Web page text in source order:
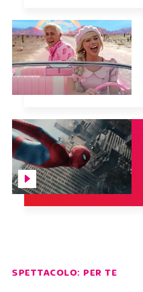
SPETTACOLO: PER TE